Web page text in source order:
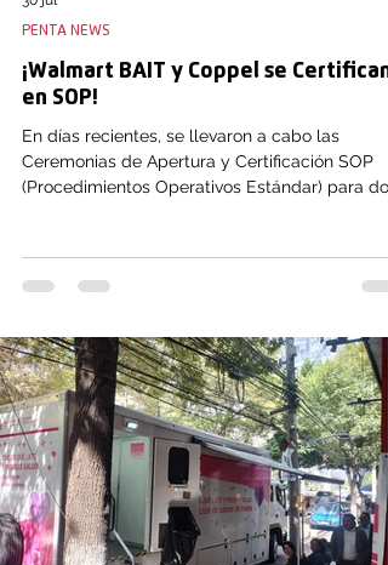
¡Walmart BAIT y Coppel se Certifican
en SOP!
En días recientes, se llevaron a cabo las
Ceremonias de Apertura y Certificación SOP
(Procedimientos Operativos Estándar) para dos
constante de ambos equipos, concluyen esta
importante etapa con resultados
excelencia operativa en Pentafon: Walmart
Concluye esta etapa con un sobresaliente 94%
de cumplimiento SOP. Coppel: Conc
PENTA NEWS